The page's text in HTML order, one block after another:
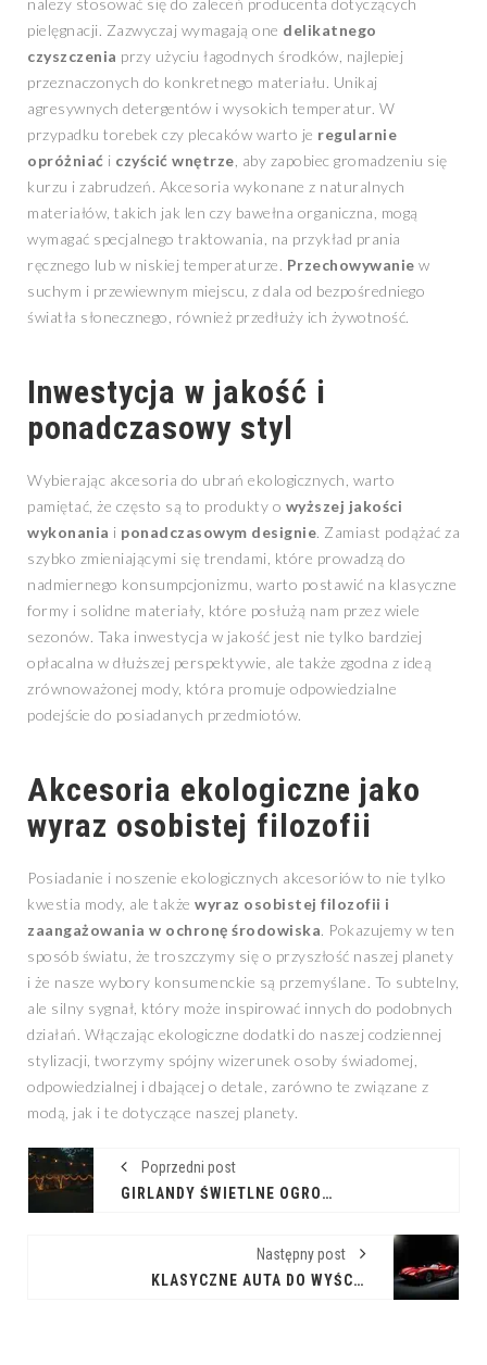
należy stosować się do zaleceń producenta dotyczących
pielęgnacji. Zazwyczaj wymagają one delikatnego
czyszczenia przy użyciu łagodnych środków, najlepiej
przeznaczonych do konkretnego materiału. Unikaj
agresywnych detergentów i wysokich temperatur. W
przypadku torebek czy plecaków warto je regularnie
opróżniać i czyścić wnętrze , aby zapobiec gromadzeniu się
kurzu i zabrudzeń. Akcesoria wykonane z naturalnych
materiałów, takich jak len czy bawełna organiczna, mogą
wymagać specjalnego traktowania, na przykład prania
ręcznego lub w niskiej temperaturze. Przechowywanie w
suchym i przewiewnym miejscu, z dala od bezpośredniego
światła słonecznego, również przedłuży ich żywotność.
Inwestycja w jakość i
ponadczasowy styl
Wybierając akcesoria do ubrań ekologicznych, warto
pamiętać, że często są to produkty o wyższej jakości
wykonania i ponadczasowym designie. Zamiast podążać za
szybko zmieniającymi się trendami, które prowadzą do
nadmiernego konsumpcjonizmu, warto postawić na klasyczne
formy i solidne materiały, które posłużą nam przez wiele
sezonów. Taka inwestycja w jakość jest nie tylko bardziej
opłacalna w dłuższej perspektywie, ale także zgodna z ideą
zrównoważonej mody, która promuje odpowiedzialne
podejście do posiadanych przedmiotów.
Akcesoria ekologiczne jako
wyraz osobistej filozofii
Posiadanie i noszenie ekologicznych akcesoriów to nie tylko
kwestia mody, ale także wyraz osobistej filozofii i
zaangażowania w ochronę środowiska. Pokazujemy w ten
sposób światu, że troszczymy się o przyszłość naszej planety
i że nasze wybory konsumenckie są przemyślane. To subtelny,
ale silny sygnał, który może inspirować innych do podobnych
działań. Włączając ekologiczne dodatki do naszej codziennej
stylizacji, tworzymy spójny wizerunek osoby świadomej,
odpowiedzialnej i dbającej o detale, zarówno te związane z
modą, jak i te dotyczące naszej planety.
Poprzedni post
GIRLANDY ŚWIETLNE OGRODOWE: MAGIA ŚWIATŁA NA WYCIĄGNIĘCIE RĘKI
Następny post
KLASYCZNE AUTA DO WYŚCIGÓW: PASJA I LEGENDA